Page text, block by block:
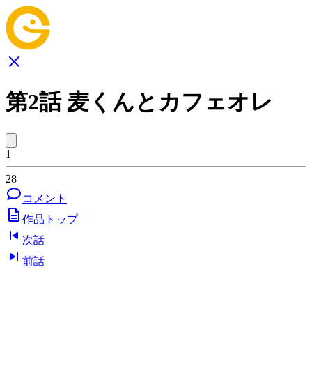
第2話 麦くんとカフェオレ
1
28
コメント
作品トップ
次話
前話